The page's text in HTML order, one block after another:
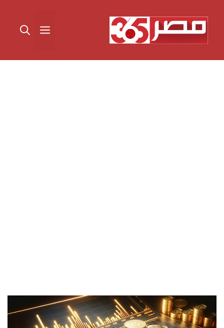
المحتوى القائمة